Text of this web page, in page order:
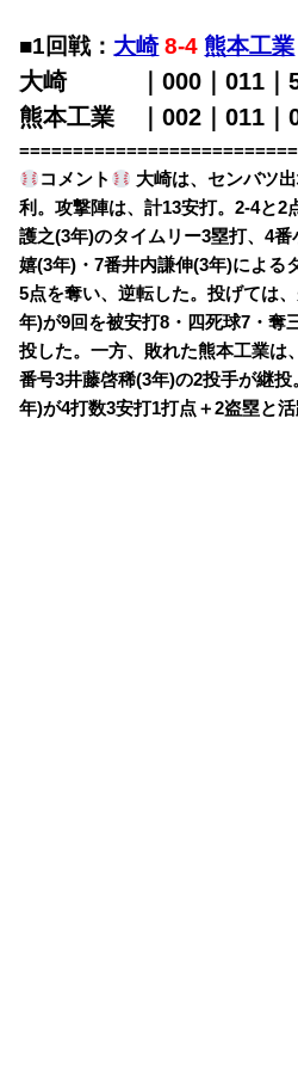
■1回戦： 大崎 8-4 熊本工業
大崎 ｜000｜011｜
熊本工業 ｜002｜011｜
コメント
大崎は、センバツ
利。攻撃陣は、計13安打。2-4と2
護之(3年)のタイムリー3塁打、4
嬉(3年)・7番井内謙伸(3年)による
5点を奪い、逆転した。投げては
年)が9回を被安打8・四死球7・奪
投した。一方、敗れた熊本工業
番号3井藤啓稀(3年)の2投手が継
年)が4打数3安打1打点＋2盗塁と活